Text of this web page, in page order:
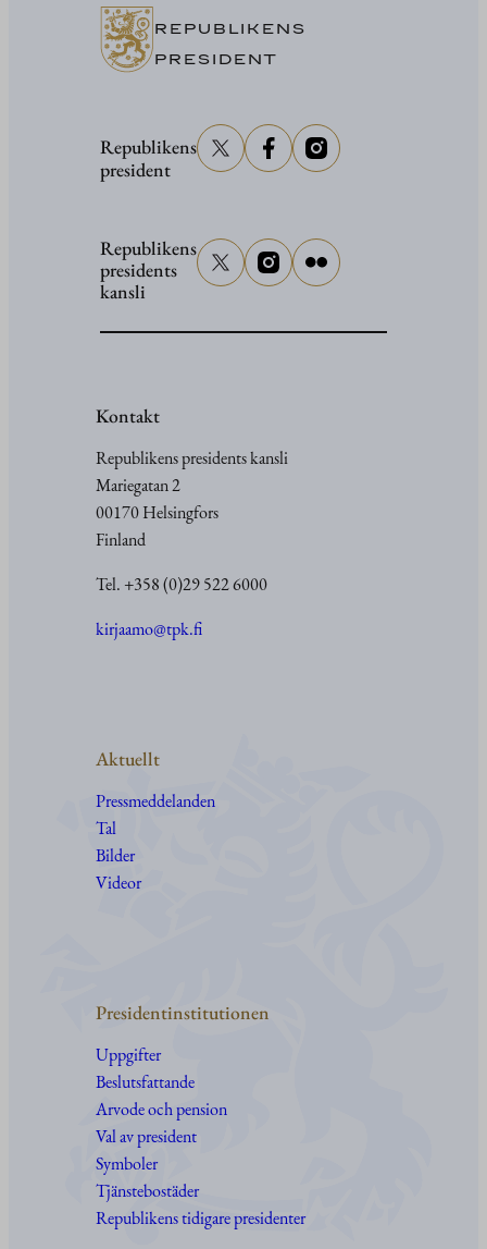
REPUBLIKENS
PRESIDENT
Republikens
president
Republikens
presidents
kansli
Kontakt
Republikens presidents kansli
Mariegatan 2
00170 Helsingfors
Finland
Tel. +358 (0)29 522 6000
kirjaamo@tpk.fi
Aktuellt
Pressmeddelanden
Tal
Bilder
Videor
Presidentinstitutionen
Uppgifter
Beslutsfattande
Arvode och pension
Val av president
Symboler
Tjänstebostäder
Republikens tidigare presidenter